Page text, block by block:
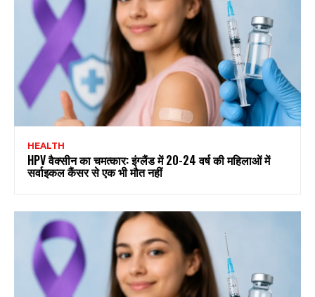
HEALTH
HPV वैक्सीन का चमत्कार: इंग्लैंड में 20-24 वर्ष की महिलाओं में
सर्वाइकल कैंसर से एक भी मौत नहीं